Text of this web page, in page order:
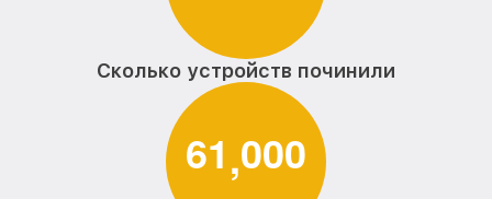
Сколько устройств починили
61,000